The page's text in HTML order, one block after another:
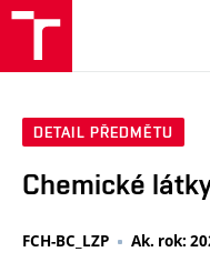
DETAIL PŘEDMĚTU
Chemické
FCH-BC_LZP Ak. rok: